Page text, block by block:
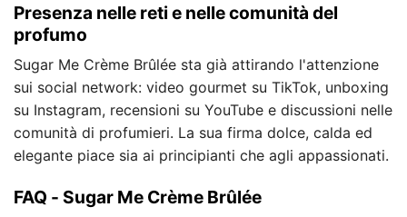
Presenza nelle reti e nelle comunità del
profumo
Sugar Me Crème Brûlée sta già attirando l'attenzione
sui social network: video gourmet su TikTok, unboxing
su Instagram, recensioni su YouTube e discussioni nelle
comunità di profumieri. La sua firma dolce, calda ed
elegante piace sia ai principianti che agli appassionati.
FAQ - Sugar Me Crème Brûlée